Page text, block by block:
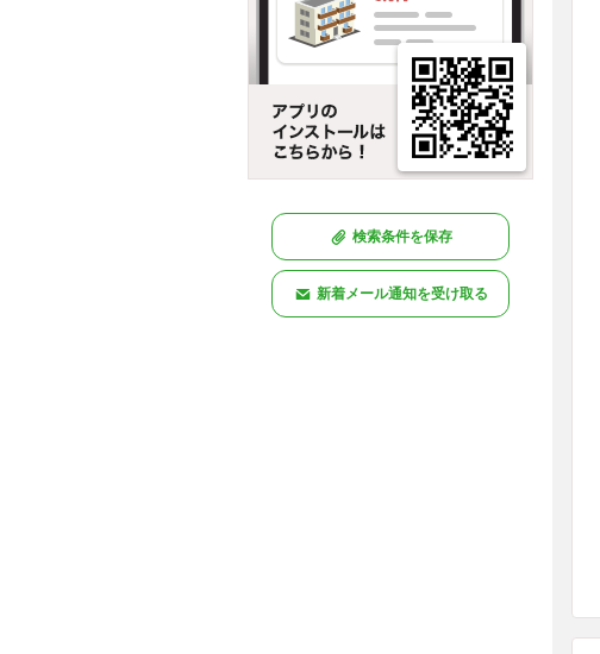
検索条件を保存
新着メール通知を受け取る